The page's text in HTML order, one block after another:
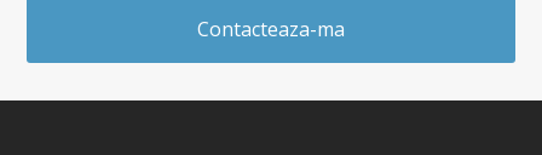
Contacteaza-ma